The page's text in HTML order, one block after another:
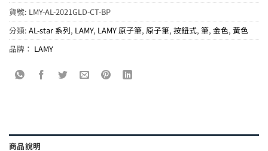
貨號: LMY-AL-2021GLD-CT-BP
分類: AL-star 系列, LAMY, LAMY 原子筆, 原子筆, 按鈕式, 筆, 金色, 黃色
品牌： LAMY
商品說明